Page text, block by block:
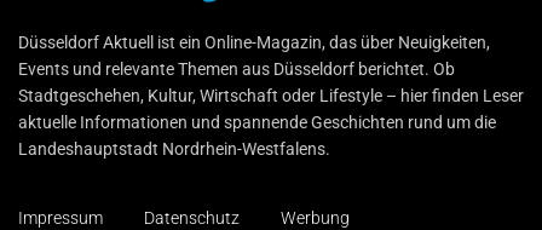
Düsseldorf Aktuell
Düsseldorf Aktuell ist ein Online-Magazin, das über Neuigkeiten,
Events und relevante Themen aus Düsseldorf berichtet. Ob
Stadtgeschehen, Kultur, Wirtschaft oder Lifestyle – hier finden Leser
aktuelle Informationen und spannende Geschichten rund um die
Landeshauptstadt Nordrhein-Westfalens.
Impressum Datenschutz Werbung